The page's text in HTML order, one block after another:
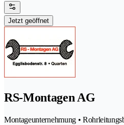
Jetzt geöffnet
RS-Montagen AG
Montageunternehmung •